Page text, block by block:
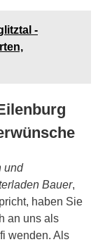
-
und
Bauer,
haben Sie
an uns als
wenden. Als